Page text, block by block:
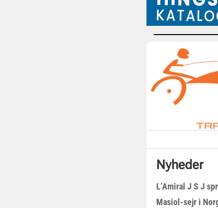
Nyheder
L’Amiral J S J
Masiol-sejr i